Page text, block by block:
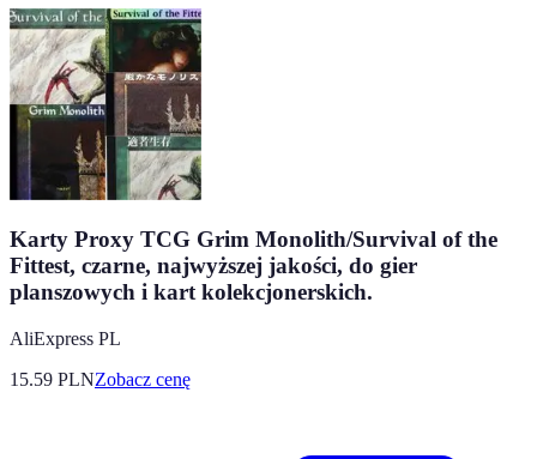
Karty Proxy TCG Grim Monolith/Survival of the
Fittest, czarne, najwyższej jakości, do gier
planszowych i kart kolekcjonerskich.
AliExpress PL
15.59 PLNZobacz cenę